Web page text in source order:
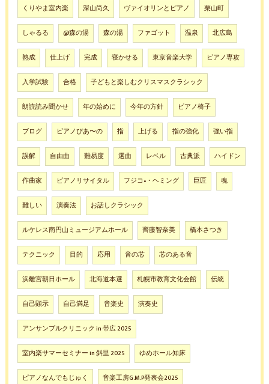
くりやま室内楽 深山尚久 ヴァイオリンとピアノ 栗山町
しゃるる @森の湯 森の湯 ファゴット 温泉 北広島
熟成 仕上げ 完成 寝かせる 東京音楽大学 ピアノ専攻
入学試験 合格 子どもと楽しむクリスマスクラシック
朗読読み聞かせ 年の始めに 今年の方針 ピアノ椅子
ブログ ピアノぴあ〜の 指 上げる 指の強化 強い指
誤解 自由曲 難易度 選曲 レベル 古典派 ハイドン
作曲家 ピアノリサイタル フジコ•・ヘミング 巨匠 魂
難しい 演奏法 お話しクラシック
ルケレス南円山ミュージアムホール 齊藤智奈美 橋本さつき
テクニック 目的 応用 音の芯 芯のある音
浜離宮朝日ホール 北海道本選 札幌市教育文化会館 伝統
自己顕示 自己満足 音楽史 演奏史
アンサンブルクリニック in 帯広 2025
室内楽サマーセミナー in 斜里 2025 ゆめホール知床
ピアノなんでもじゅく 音楽工房G.M.P発表会2025